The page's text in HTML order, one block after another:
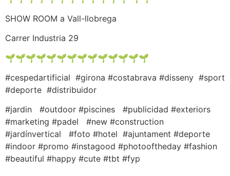
SHOW ROOM a Vall-llobrega
Carrer Industria 29
🌱🌱🌱🌱🌱🌱🌱🌱🌱🌱🌱🌱🌱🌱
#cespedartificial #girona #costabrava #disseny #sport
#deporte #distribuidor
#jardin #outdoor #piscines #publicidad #exteriors
#marketing #padel #new #construction
#jardínvertical #foto #hotel #ajuntament #deporte
#indoor #promo #instagood #photooftheday #fashion
#beautiful #happy #cute #tbt #fyp